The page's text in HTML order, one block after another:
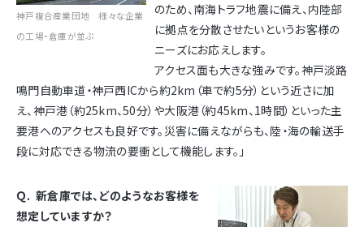
神戸複合産業団地 様々な企業
の工場・倉庫が並ぶ
のため、南海トラフ地震に備え、内陸部
に拠点を分散させたいというお客様の
ニーズにお応えします。
アクセス面も大きな強みです。神戸淡路
鳴門自動車道・神戸西ICから約2km（車で約5分）という近さに加
え、神戸港（約25km、50分）や大阪港（約45km、1時間）といった主
要港へのアクセスも良好です。災害に備えながらも、陸・海の輸送手
段に対応できる物流の要衝として機能します。」
Ｑ. 新倉庫では、どのようなお客様を
想定していますか？